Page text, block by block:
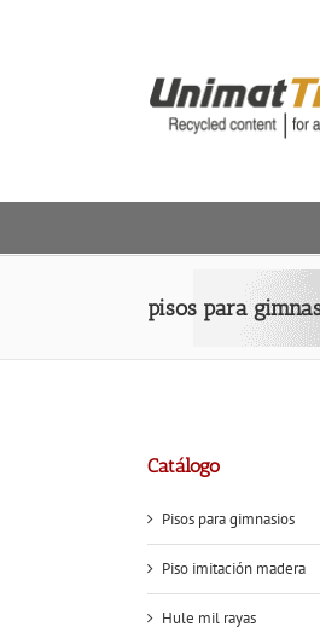
pisos para
Catálogo
Pisos para gimnasios
Piso imitación madera
Hule mil rayas